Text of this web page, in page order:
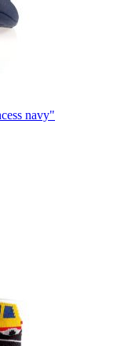
navy"